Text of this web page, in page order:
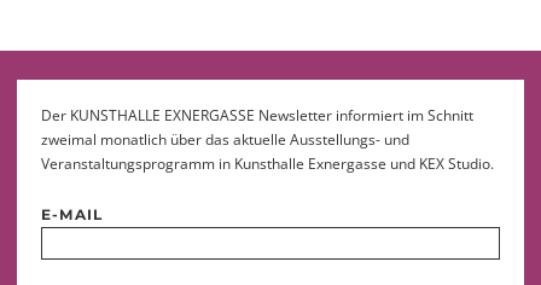
Der KUNSTHALLE EXNERGASSE Newsletter informiert im Schnitt
zweimal monatlich über das aktuelle Ausstellungs- und
Veranstaltungsprogramm in Kunsthalle Exnergasse und KEX Studio.
E-MAIL